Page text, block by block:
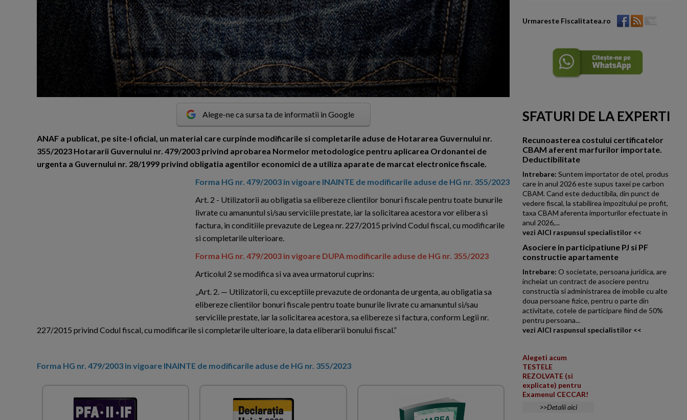
Alege-ne ca sursa ta de informatii in Google
ANAF a publicat, pe site-l oficial, un material care curpinde modificarile si completarile aduse de Hotararea Guvernului nr.
355/2023 Hotararii Guvernului nr. 479/2003 privind aprobarea Normelor metodologice pentru aplicarea Ordonantei de
urgenta a Guvernului nr. 28/1999 privind obligatia agentilor economici de a utiliza aparate de marcat electronice fiscale.
Forma HG nr. 479/2003 in vigoare INAINTE de modificarile aduse de HG nr. 355/2023
Art. 2 - Utilizatorii au obligatia sa elibereze clientilor bonuri fiscale pentru toate bunurile
livrate cu amanuntul si/sau serviciile prestate, iar la solicitarea acestora vor elibera si
factura, in conditiile prevazute de Legea nr. 227/2015 privind Codul fiscal, cu modificarile
si completarile ulterioare.
Forma HG nr. 479/2003 in vigoare DUPA modificarile aduse de HG nr. 355/2023
Articolul 2 se modifica si va avea urmatorul cuprins:
„Art. 2. — Utilizatorii, cu exceptiile prevazute de ordonanta de urgenta, au obligatia sa
elibereze clientilor bonuri fiscale pentru toate bunurile livrate cu amanuntul si/sau
serviciile prestate, iar la solicitarea acestora, sa elibereze si factura, conform Legii nr.
227/2015 privind Codul fiscal, cu modificarile si completarile ulterioare, la data eliberarii bonului fiscal.”
Forma HG nr. 479/2003 in vigoare INAINTE de modificarile aduse de HG nr. 355/2023
Urmareste Fiscalitatea.ro
SFATURI DE LA EXPERTI
Recunoasterea costului certificatelor
CBAM aferent marfurilor importate.
Deductibilitate
Intrebare: Suntem importator de otel, produs
care in anul 2026 este supus taxei pe carbon
CBAM. Cand este deductibila, din punct de
vedere fiscal, la stabilirea impozitului pe profit,
taxa CBAM aferenta importurilor efectuate in
anul 2026,...
vezi AICI raspunsul specialistilor <<
Asociere in participatiune PJ si PF
constructie apartamente
Intrebare: O societate, persoana juridica, are
incheiat un contract de asociere pentru
constructia si administrarea de imobile cu alte
doua persoane fizice, pentru o parte din
activitate, cotele de participare fiind de 50%
pentru persoana...
vezi AICI raspunsul specialistilor <<
Alegeti acum
TESTELE
REZOLVATE (si
explicate) pentru
Examenul CECCAR!
>>Detalii aici